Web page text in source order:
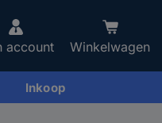
account Winkelwagen
Inkoop